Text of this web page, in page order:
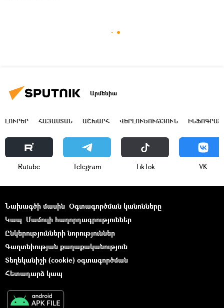
Արմենիա
ԼՈՒՐԵՐ ՀԱՅԱՍՏԱՆ ԱՇԽԱՐՀ ՎԵՐԼՈՒԾՈՒԹՅՈՒՆ
Rutube Telegram ТikТоk VK
Նախագծի մասին Օգտագործման կանոնները
Կապ Մամուլի հաղորդագրություններ
Ընկերությունների նորություններ
Գաղտնիության քաղաքականություն
Տեղեկանիշի (cookie) օգտագործման
Հետադարձ կապ